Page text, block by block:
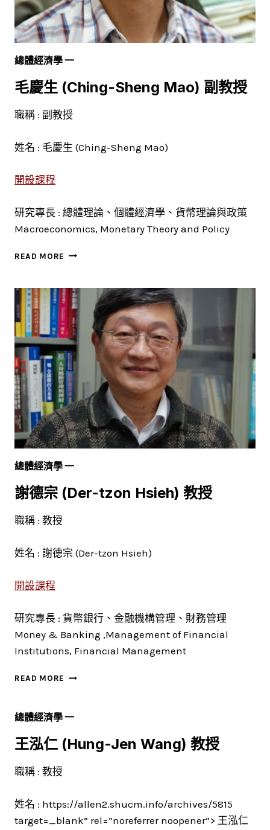
總體經濟學 一
毛慶生 (Ching-Sheng Mao) 副教授
職稱 : 副教授
姓名 : 毛慶生 (Ching-Sheng Mao)
開設課程
研究專長 : 總體理論、個體經濟學、貨幣理論與政策
Macroeconomics, Monetary Theory and Policy
READ MORE 毛
(CHING-
SHENG
MAO)
副
教
授
總體經濟學 一
謝德宗 (Der-tzon Hsieh) 教授
職稱 : 教授
姓名 : 謝德宗 (Der-tzon Hsieh)
開設課程
研究專長 : 貨幣銀行、金融機構管理、財務管理
Money & Banking ,Management of Financial
Institutions, Financial Management
READ MORE 謝
HSIEH)
教
總體經濟學 一
王泓仁 (Hung-Jen Wang) 教授
職稱 : 教授
姓名 : https://allen2.shucm.info/archives/5815
target=_blank” rel=”noreferrer noopener”> 王泓仁